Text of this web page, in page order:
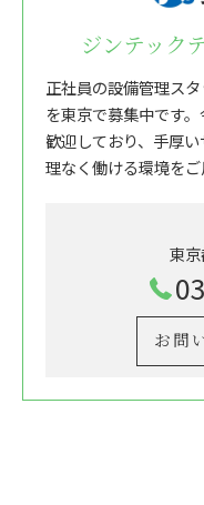
ジンテック
正社員の設備管理ス
を東京で募集中です
歓迎しており、手厚
理なく働ける環境をご
東
お問